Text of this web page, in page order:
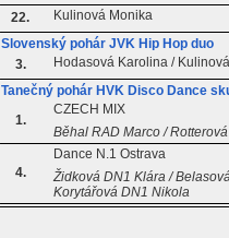
22.
Kulinová Monika
Slovenský pohár JVK Hip Hop duo
3.
Hodasová Karolina /
Tanečný pohár HVK Disco Dance
1.
CZECH MIX
Běhal RAD Marco /
4.
Dance N.1 Ostrava
Židková DN1 Klára /
Korytářová DN1 Nikola